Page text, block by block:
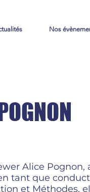
Nos
Alice Pognon,
tant que
et Méthodes,